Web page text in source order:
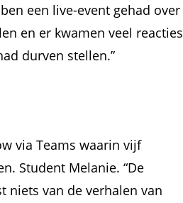
een live-event gehad over
en er kwamen veel reacties
durven stellen.”
via Teams waarin vijf
Student Melanie. “De
niets van de verhalen van